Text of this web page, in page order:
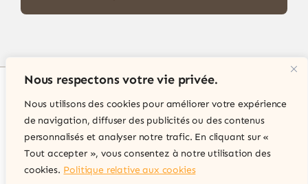
Nous respectons votre vie privée.
Nous utilisons des cookies pour améliorer votre expérience
de navigation, diffuser des publicités ou des contenus
personnalisés et analyser notre trafic. En cliquant sur «
Tout accepter », vous consentez à notre utilisation des
cookies. Politique relative aux cookies
© Copyright 2012 - 2026 •Philatélie Passion•
Tous droits réservés • Site internet réalisé par
IT Expert Services
Site internet sécurisé acceptant les paiement par